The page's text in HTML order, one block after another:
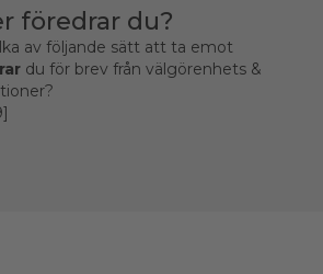
föredrar du?
av följande sätt att ta emot
du för brev från välgörenhets &